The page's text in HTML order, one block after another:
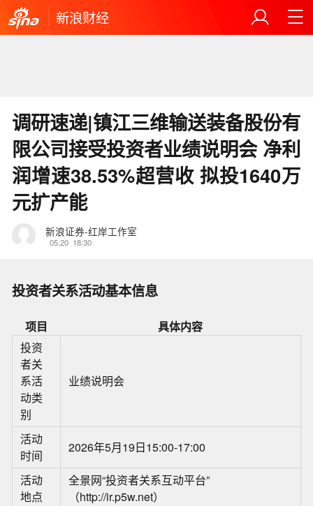
新浪财经
调研速递|镇江三维输送装备股份有
限公司接受投资者业绩说明会 净利
润增速38.53%超营收 拟投1640万
元扩产能
新浪证券-红岸工作室
05.20 18:30
投资者关系活动基本信息
项目
具体内容
投资
者关
系活
动类
别
业绩说明会
活动
时间
2026年5月19日15:00-17:00
活动
地点
全景网“投资者关系互动平台”
（http://ir.p5w.net）